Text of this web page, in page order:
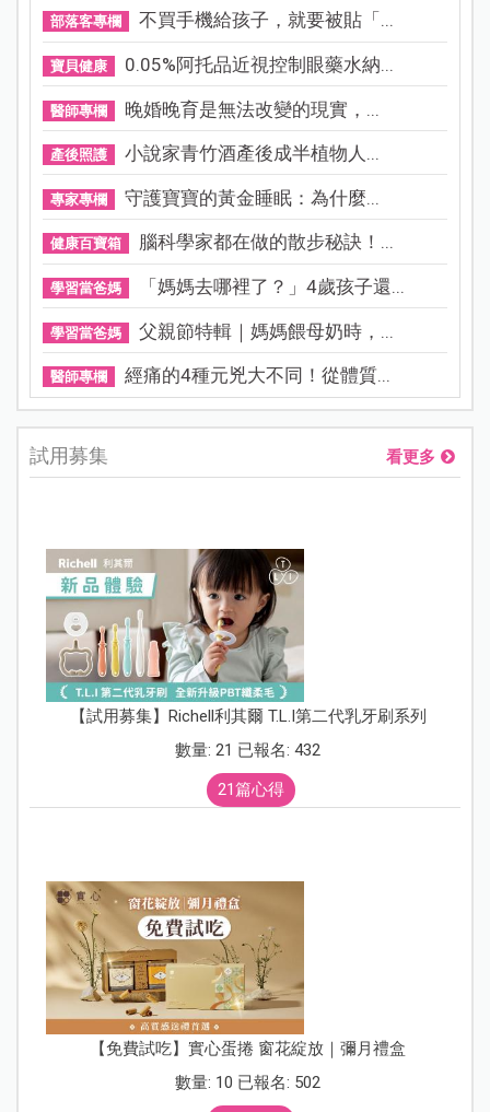
部落客專欄 不買手機給孩子，就要被貼「...
寶貝健康 0.05%阿托品近視控制眼藥水納...
醫師專欄 晚婚晚育是無法改變的現實，...
產後照護 小說家青竹酒產後成半植物人...
專家專欄 守護寶寶的黃金睡眠：為什麼...
健康百寶箱 腦科學家都在做的散步秘訣！...
學習當爸媽 「媽媽去哪裡了？」4歲孩子還...
學習當爸媽 父親節特輯｜媽媽餵母奶時，...
醫師專欄 經痛的4種元兇大不同！從體質...
試用募集 看更多
【試用募集】Richell利其爾 T.L.I第二代乳牙刷系列
數量: 21 已報名: 432
21篇心得
【免費試吃】實心蛋捲 窗花綻放｜彌月禮盒
數量: 10 已報名: 502